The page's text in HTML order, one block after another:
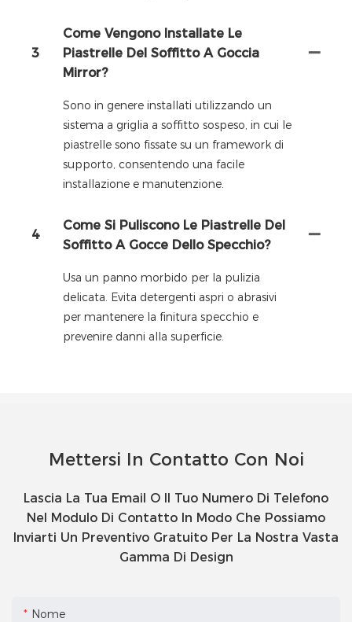
3
Come Vengono Installate Le
Piastrelle Del Soffitto A Goccia
Mirror?
Sono in genere installati utilizzando un
sistema a griglia a soffitto sospeso, in cui le
piastrelle sono fissate su un framework di
supporto, consentendo una facile
installazione e manutenzione.
4
Come Si Puliscono Le Piastrelle Del
Soffitto A Gocce Dello Specchio?
Usa un panno morbido per la pulizia
delicata. Evita detergenti aspri o abrasivi
per mantenere la finitura specchio e
prevenire danni alla superficie.
Mettersi In Contatto Con Noi
Lascia La Tua Email O Il Tuo Numero Di Telefono
Nel Modulo Di Contatto In Modo Che Possiamo
Inviarti Un Preventivo Gratuito Per La Nostra Vasta
Gamma Di Design
Nome